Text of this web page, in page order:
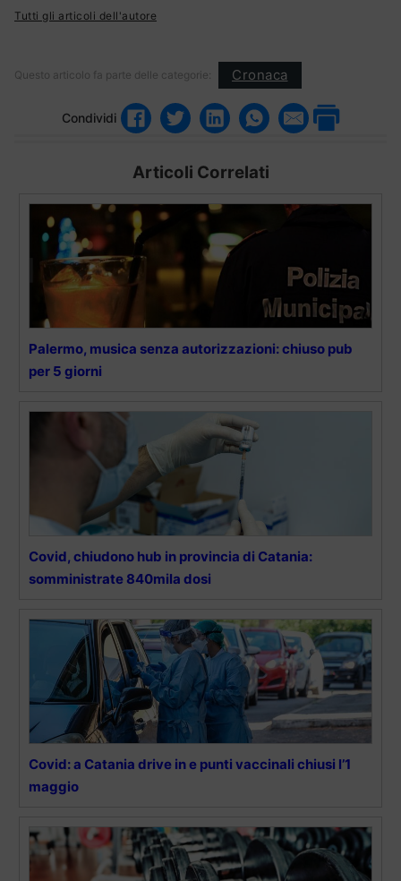
Tutti gli articoli dell'autore
Questo articolo fa parte delle categorie: Cronaca
Condividi
Articoli Correlati
Palermo, musica senza autorizzazioni: chiuso pub
per 5 giorni
Covid, chiudono hub in provincia di Catania:
somministrate 840mila dosi
Covid: a Catania drive in e punti vaccinali chiusi l’1
maggio